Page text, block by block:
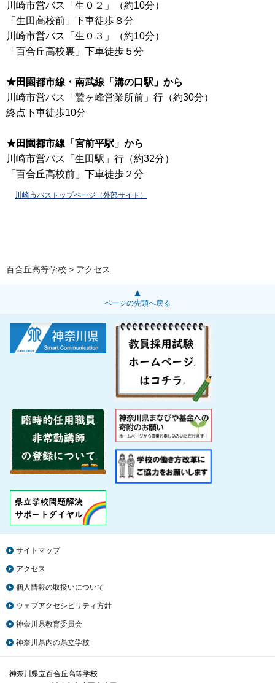
川崎市営バス「生０２」（約10分）
「生田高校前」下車徒歩８分
川崎市営バス「生０３」（約10分）
「百合丘高校裏」下車徒歩５分
★田園都市線・南武線「溝の口駅」から
川崎市営バス「鷲ヶ峰営業所前」行（約30分）
終点下車徒歩10分
★田園都市線「宮前平駅」から
川崎市営バス「生田駅」行（約32分）
「百合丘高校前」下車徒歩２分
川崎市バストップページ（外部サイト）
百合丘高等学校 > アクセス
ページの先頭へ戻る
サイトマップ
アクセス
個人情報の取扱いについて
ウェブアクセシビリティ方針
神奈川県教育委員会
神奈川県内の県立学校
神奈川県立百合丘高等学校